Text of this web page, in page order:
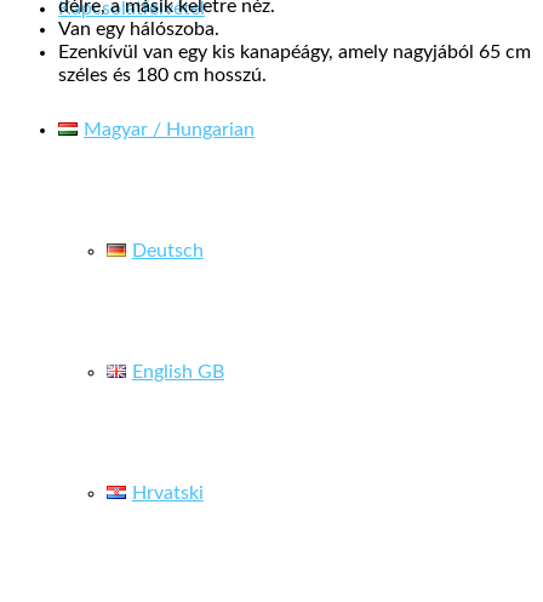
Kapcsolatfelvétel
Magyar / Hungarian
Deutsch
English GB
Hrvatski
délre, a másik keletre néz.
Van egy hálószoba.
Ezenkívül van egy kis kanapéágy, amely nagyjából 65 cm
széles és 180 cm hosszú.